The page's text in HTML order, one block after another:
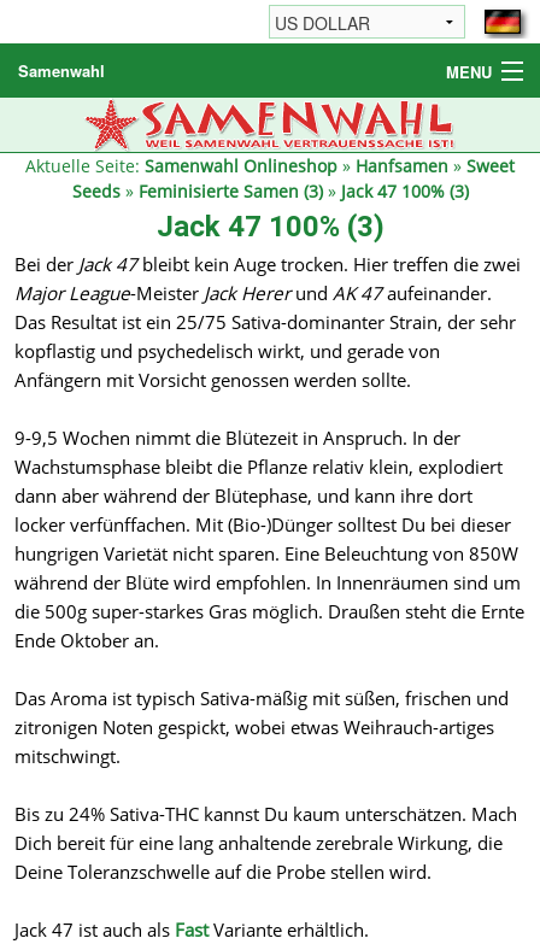
Samenwahl MENU
Hanfsamen
Weitere Produkte
Reseller
Aktuelle Seite: Samenwahl Onlineshop » Hanfsamen » Sweet
Seeds» Feminisierte Samen (3)» Jack 47 100% (3)
Jack 47 100% (3)
Bei der Jack 47bleibt kein Auge trocken. Hier treffen die zwei
Major League-Meister Jack Hererund AK 47aufeinander.
Das Resultat ist ein 25/75 Sativa-dominanter Strain, der sehr
kopflastig und psychedelisch wirkt, und gerade von
Anfängern mit Vorsicht genossen werden sollte.
9-9,5 Wochen nimmt die Blütezeit in Anspruch. In der
Wachstumsphase bleibt die Pflanze relativ klein, explodiert
dann aber während der Blütephase, und kann ihre dort
locker verfünffachen. Mit (Bio-)Dünger solltest Du bei dieser
hungrigen Varietät nicht sparen. Eine Beleuchtung von 850W
während der Blüte wird empfohlen. In Innenräumen sind um
die 500g super-starkes Gras möglich. Draußen steht die Ernte
Ende Oktober an.
Das Aroma ist typisch Sativa-mäßig mit süßen, frischen und
zitronigen Noten gespickt, wobei etwas Weihrauch-artiges
mitschwingt.
Bis zu 24% Sativa-THC kannst Du kaum unterschätzen. Mach
Dich bereit für eine lang anhaltende zerebrale Wirkung, die
Deine Toleranzschwelle auf die Probe stellen wird.
Jack 47 ist auch als FastVariante erhältlich.